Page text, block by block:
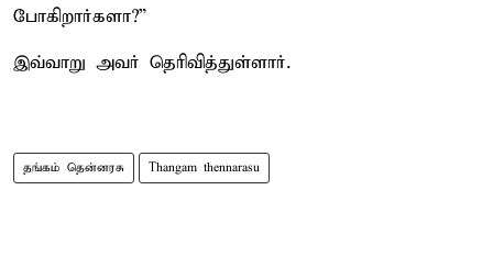
போகிறார்களா?”
இவ்வாறு அவர் தெரிவித்துள்ளார்.
தங்கம் தென்னரசு Thangam thennarasu